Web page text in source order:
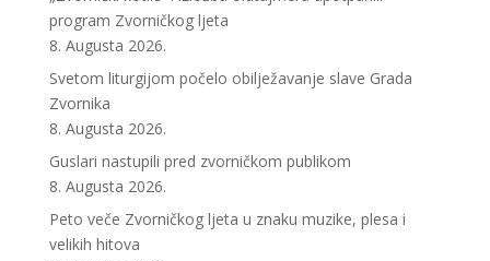
program Zvorničkog ljeta
8. Augusta 2026.
Svetom liturgijom počelo obilježavanje slave Grada
Zvornika
8. Augusta 2026.
Guslari nastupili pred zvorničkom publikom
8. Augusta 2026.
Peto veče Zvorničkog ljeta u znaku muzike, plesa i
velikih hitova